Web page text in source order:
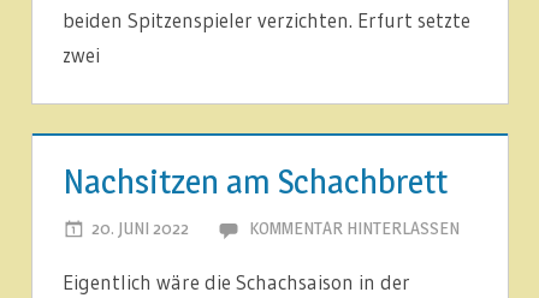
beiden Spitzenspieler verzichten. Erfurt setzte
zwei
ARTIKEL
NEUIGKEITEN
Nachsitzen am Schachbrett
20. JUNI 2022 JOACHIM LEHMANN
KOMMENTAR HINTERLASSEN
Eigentlich wäre die Schachsaison in der